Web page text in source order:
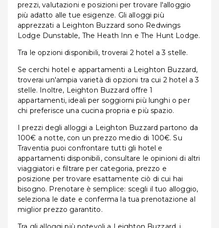
prezzi, valutazioni e posizioni per trovare l'alloggio
più adatto alle tue esigenze. Gli alloggi più
apprezzati a Leighton Buzzard sono Redwings
Lodge Dunstable, The Heath Inn e The Hunt Lodge.
Tra le opzioni disponibili, troverai 2 hotel a 3 stelle.
Se cerchi hotel e appartamenti a Leighton Buzzard,
troverai un'ampia varietà di opzioni tra cui 2 hotel a 3
stelle. Inoltre, Leighton Buzzard offre 1
appartamenti, ideali per soggiorni più lunghi o per
chi preferisce una cucina propria e più spazio.
I prezzi degli alloggi a Leighton Buzzard partono da
100€ a notte, con un prezzo medio di 100€. Su
Traventia puoi confrontare tutti gli hotel e
appartamenti disponibili, consultare le opinioni di altri
viaggiatori e filtrare per categoria, prezzo e
posizione per trovare esattamente ciò di cui hai
bisogno. Prenotare è semplice: scegli il tuo alloggio,
seleziona le date e conferma la tua prenotazione al
miglior prezzo garantito.